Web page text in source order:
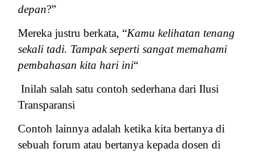
depan?”
Mereka justru berkata, “Kamu kelihatan tenang
sekali tadi. Tampak seperti sangat memahami
pembahasan kita hari ini“
Inilah salah satu contoh sederhana dari Ilusi
Transparansi
Contoh lainnya adalah ketika kita bertanya di
sebuah forum atau bertanya kepada dosen di